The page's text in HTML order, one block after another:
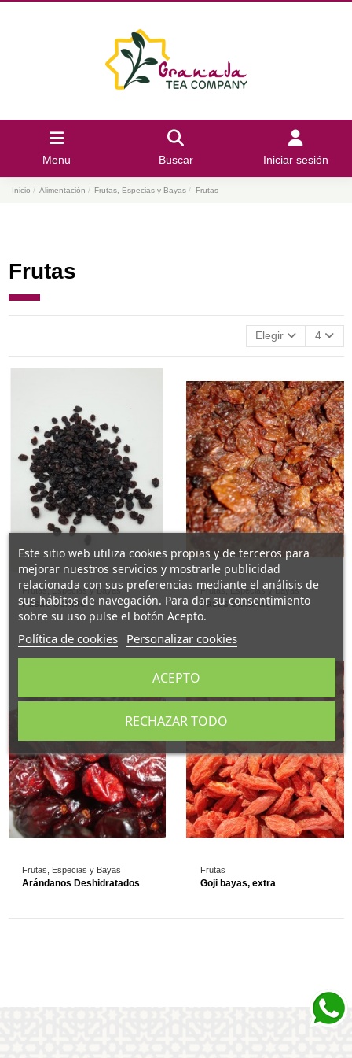
Menu Buscar Iniciar sesión
Inicio Alimentación Frutas, Especias y Bayas Frutas
Frutas
Elegir 4
Frutas, Especias y Bayas
Pasas Corinto
Frutas, Especias y Bayas
Pasas Sultanas
Frutas, Especias y Bayas
Arándanos Deshidratados
Frutas
Goji bayas, extra
Este sitio web utiliza cookies propias y de terceros para
mejorar nuestros servicios y mostrarle publicidad
relacionada con sus preferencias mediante el análisis de
sus hábitos de navegación. Para dar su consentimiento
sobre su uso pulse el botón Acepto.
Política de cookies Personalizar cookies
RECHAZAR TODO
ACEPTO